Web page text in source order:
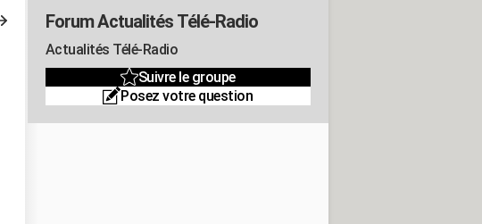
Forum Actualités Télé-Radio
Actualités Télé-Radio
Suivre le groupe
Posez votre question